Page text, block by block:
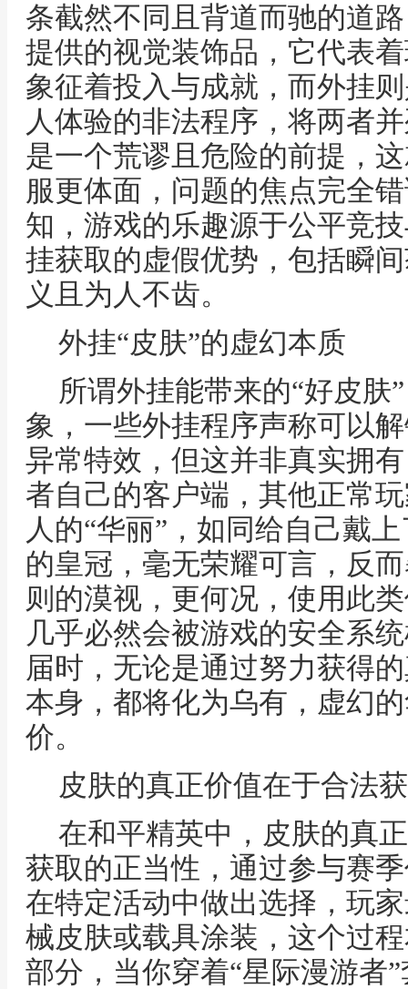
条截然不同且背道而驰的道
提供的视觉装饰品，它代表
象征着投入与成就，而外挂
人体验的非法程序，将两者
是一个荒谬且危险的前提，
服更体面，问题的焦点完全
知，游戏的乐趣源于公平竞
挂获取的虚假优势，包括瞬
义且为人不齿。
外挂“皮肤”的虚幻本质
所谓外挂能带来的“好皮肤
象，一些外挂程序声称可以
异常特效，但这并非真实拥
者自己的客户端，其他正常
人的“华丽”，如同给自己戴
的皇冠，毫无荣耀可言，反
则的漠视，更何况，使用此
几乎必然会被游戏的安全系
届时，无论是通过努力获得
本身，都将化为乌有，虚幻
价。
皮肤的真正价值在于合法
在和平精英中，皮肤的真
获取的正当性，通过参与赛
在特定活动中做出选择，玩
械皮肤或载具涂装，这个过
部分，当你穿着“星际漫游者